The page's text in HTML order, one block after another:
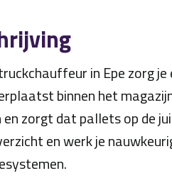
in Epe zorg
binnen het
zorgt dat pallets op de
en werk je